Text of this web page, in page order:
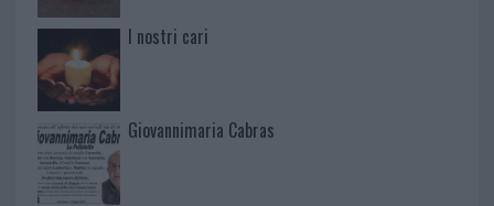
I nostri cari
Giovannimaria Cabras